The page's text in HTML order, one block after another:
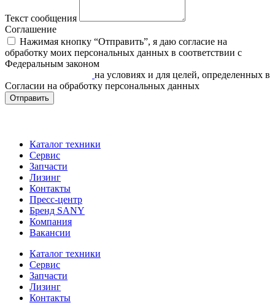
Текст сообщения
Соглашение
Нажимая кнопку “Отправить”, я даю согласие на
обработку моих персональных данных в соответствии c
Федеральным законом
на условиях и для целей, определенных в
Согласии на обработку персональных данных
Отправить
Каталог техники
Сервис
Запчасти
Лизинг
Контакты
Пресс-центр
Бренд SANY
Компания
Вакансии
Каталог техники
Сервис
Запчасти
Лизинг
Контакты